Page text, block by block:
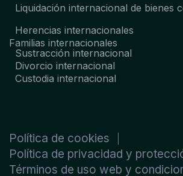
Liquidación internacional de bienes
Herencias internacionales
Familias internacionales
Sustracción internacional
Divorcio internacional
Custodia internacional
Política de cookies
Política de privacidad y
Términos de uso web y